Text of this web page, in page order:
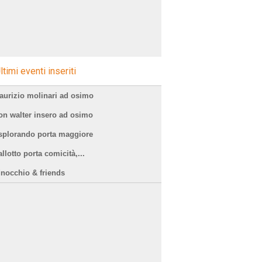
eventi inseriti
molinari ad osimo
walter insero ad osimo
porta maggiore
porta comicità,...
& friends